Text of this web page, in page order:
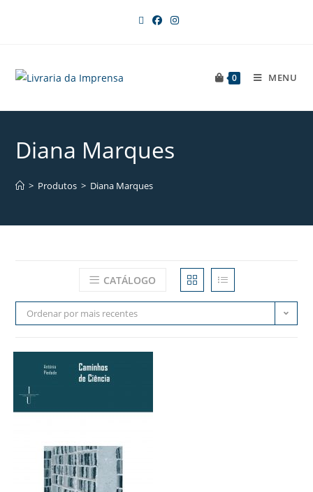
0 MENU
Diana Marques
> Produtos > Diana Marques
CATÁLOGO
Ordenar por mais recentes